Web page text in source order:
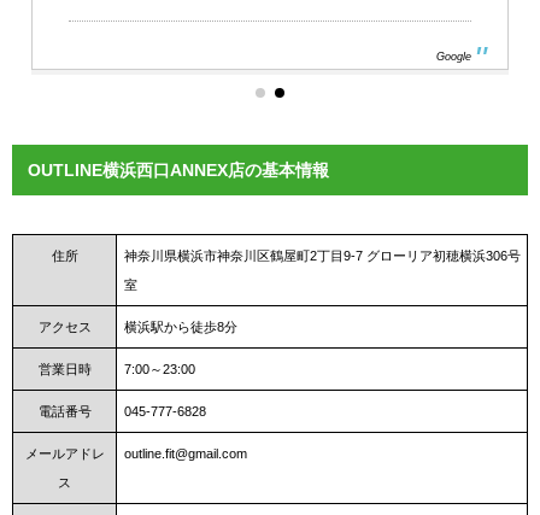
Google
OUTLINE横浜西口ANNEX店の基本情報
住所
神奈川県横浜市神奈川区鶴屋町2丁目9-7 グローリア初穂横浜306号
室
アクセス 横浜駅から徒歩8分
営業日時 7:00～23:00
電話番号 045-777-6828
メールアドレ
ス
outline.fit@gmail.com